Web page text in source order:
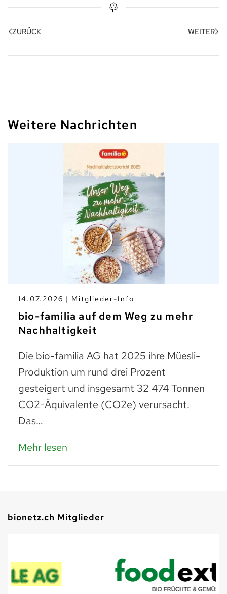
ZURÜCK WEITER
Weitere Nachrichten
14.07.2026 | Mitglieder-Info
bio-familia auf dem Weg zu mehr
Nachhaltigkeit
Die bio-familia AG hat 2025 ihre Müesli-
Produktion um rund drei Prozent
gesteigert und insgesamt 32 474 Tonnen
CO2-Äquivalente (CO2e) verursacht.
Das…
Mehr lesen
bionetz.ch Mitglieder